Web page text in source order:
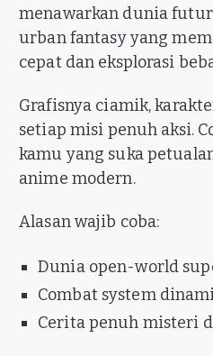
menawarkan dunia
urban fantasy yang
cepat dan eksplorasi
Grafisnya ciamik,
setiap misi penuh aksi.
kamu yang suka
anime modern.
Alasan wajib coba:
Dunia open-world
Combat system
Cerita penuh misteri